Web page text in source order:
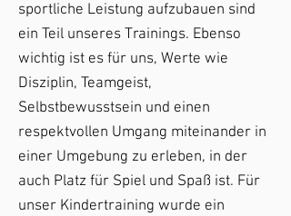
sportliche Leistung aufzubauen sind
ein Teil unseres Trainings. Ebenso
wichtig ist es für uns, Werte wie
Disziplin, Teamgeist,
Selbstbewusstsein und einen
respektvollen Umgang miteinander in
einer Umgebung zu erleben, in der
auch Platz für Spiel und Spaß ist. Für
unser Kindertraining wurde ein